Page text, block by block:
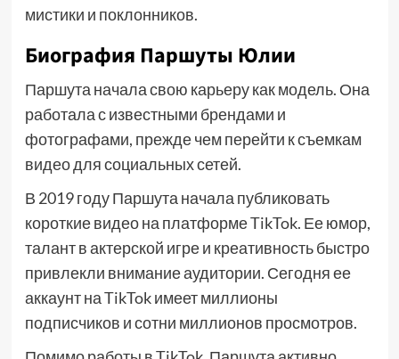
мистики и поклонников.
Биография Паршуты Юлии
Паршута начала свою карьеру как модель. Она
работала с известными брендами и
фотографами, прежде чем перейти к съемкам
видео для социальных сетей.
В 2019 году Паршута начала публиковать
короткие видео на платформе TikTok. Ее юмор,
талант в актерской игре и креативность быстро
привлекли внимание аудитории. Сегодня ее
аккаунт на TikTok имеет миллионы
подписчиков и сотни миллионов просмотров.